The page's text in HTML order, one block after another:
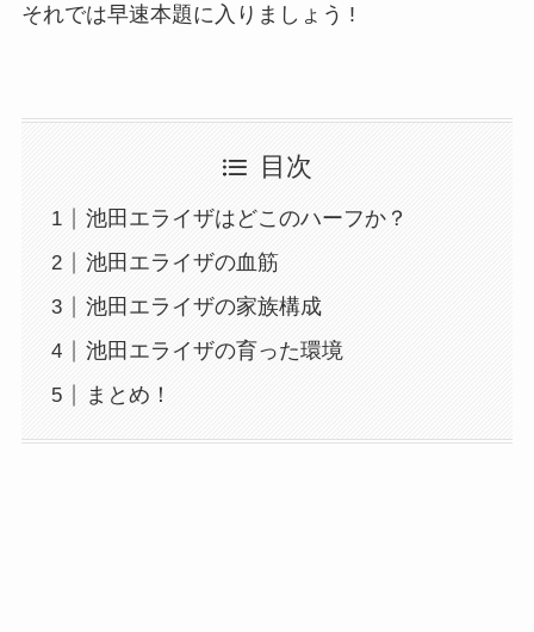
それでは早速本題に入りましょう !
目次
池田エライザはどこのハーフか？
池田エライザの血筋
池田エライザの家族構成
池田エライザの育った環境
まとめ！